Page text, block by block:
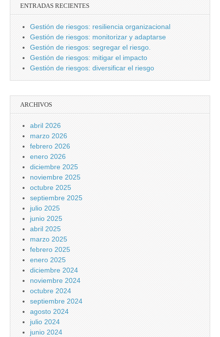
ENTRADAS RECIENTES
Gestión de riesgos: resiliencia organizacional
Gestión de riesgos: monitorizar y adaptarse
Gestión de riesgos: segregar el riesgo.
Gestión de riesgos: mitigar el impacto
Gestión de riesgos: diversificar el riesgo
ARCHIVOS
abril 2026
marzo 2026
febrero 2026
enero 2026
diciembre 2025
noviembre 2025
octubre 2025
septiembre 2025
julio 2025
junio 2025
abril 2025
marzo 2025
febrero 2025
enero 2025
diciembre 2024
noviembre 2024
octubre 2024
septiembre 2024
agosto 2024
julio 2024
junio 2024